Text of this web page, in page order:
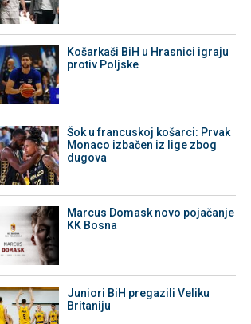
Košarkaši BiH u Hrasnici igraju
protiv Poljske
Šok u francuskoj košarci: Prvak
Monaco izbačen iz lige zbog
dugova
Marcus Domask novo pojačanje
KK Bosna
Juniori BiH pregazili Veliku
Britaniju